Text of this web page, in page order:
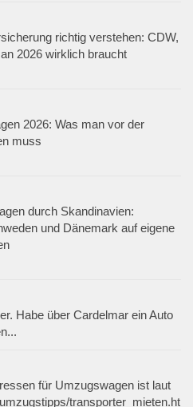
richtig verstehen: CDW,
2026 wirklich braucht
2026: Was man vor der
muss
durch Skandinavien:
und Dänemark auf eigene
Habe über Cardelmar ein Auto
für Umzugswagen ist laut
transporter_mieten.ht